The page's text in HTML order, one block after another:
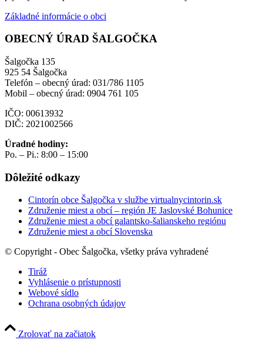
Základné informácie o obci
OBECNÝ ÚRAD ŠALGOČKA
Šalgočka 135
925 54 Šalgočka
Telefón – obecný úrad: 031/786 1105
Mobil – obecný úrad: 0904 761 105
IČO: 00613932
DIČ: 2021002566
Úradné hodiny:
Po. – Pi.: 8:00 – 15:00
Dôležité odkazy
Cintorín obce Šalgočka v službe virtualnycintorin.sk
Združenie miest a obcí – región JE Jaslovské Bohunice
Združenie miest a obcí galantsko-šalianskeho regiónu
Združenie miest a obcí Slovenska
© Copyright - Obec Šalgočka, všetky práva vyhradené
Tiráž
Vyhlásenie o prístupnosti
Webové sídlo
Ochrana osobných údajov
Zrolovať na začiatok